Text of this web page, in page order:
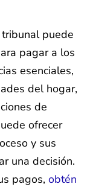
puede
pagar a los
esenciales,
del hogar,
de
ofrecer
y sus
una decisión.
pagos, obtén